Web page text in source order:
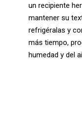
un recipiente
mantener su
refrigéralas y
más tiempo,
humedad y del